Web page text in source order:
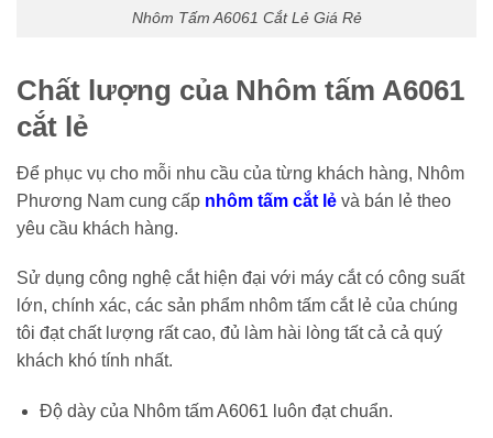
Nhôm Tấm A6061 Cắt Lẻ Giá Rẻ
Chất lượng của Nhôm tấm A6061
cắt lẻ
Để phục vụ cho mỗi nhu cầu của từng khách hàng, Nhôm
Phương Nam cung cấp nhôm tấm cắt lẻ và bán lẻ theo
yêu cầu khách hàng.
Sử dụng công nghệ cắt hiện đại với máy cắt có công suất
lớn, chính xác, các sản phẩm nhôm tấm cắt lẻ của chúng
tôi đạt chất lượng rất cao, đủ làm hài lòng tất cả cả quý
khách khó tính nhất.
Độ dày của Nhôm tấm A6061 luôn đạt chuẩn.